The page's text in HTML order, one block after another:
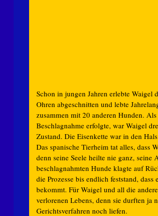
Schon in jungen Jahren erlebte Waigel
Ohren abgeschnitten und lebte
zusammen mit 20 anderen Hunden.
Beschlagnahme erfolgte, war Waigel
Zustand. Die Eisenkette war in den
Das spanische Tierheim tat alles, dass
denn seine Seele heilte nie ganz,
beschlagnahmten Hunde klagte auf
die Prozesse bis endlich feststand,
bekommt. Für Waigel und all die
verlorenen Lebens, denn sie durften ja
Gerichtsverfahren noch liefen.